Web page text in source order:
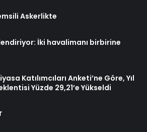
Askerlikte
İki havalimanı birbirine
Katılımcıları Anketi’ne Göre, Yıl
Yüzde 29,21’e Yükseldi